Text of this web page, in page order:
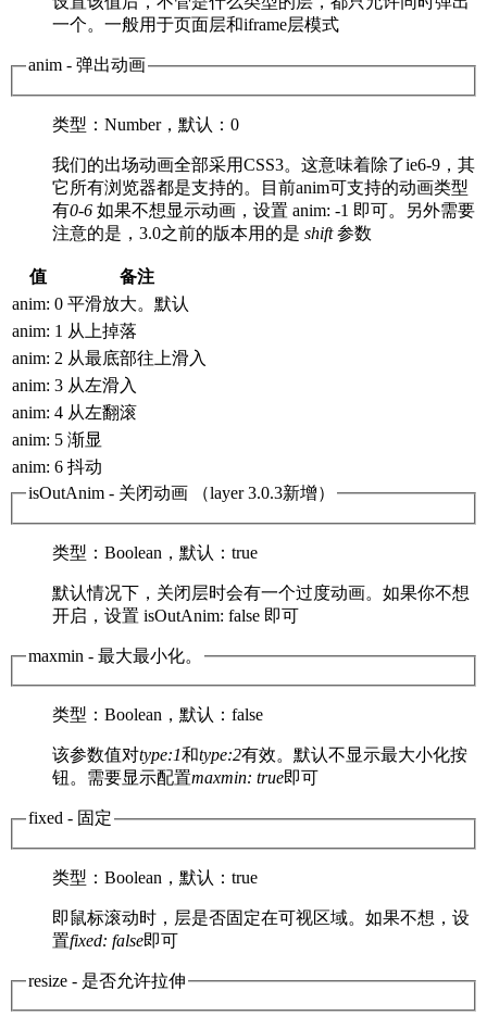
一个。一般用于页面层和iframe层模式
anim - 弹出动画
类型 ：Number， 默认 ：0
我们的出场动画全部采用CSS3。这意味着除了ie6-9，其
它所有浏览器都是支持的。目前anim可支持的动画类型
有0-6 如果不想显示动画，设置 anim: -1 即可。另外需要
注意的是，3.0之前的版本用的是 shift参数
值
备注
anim: 0 平滑放大。默认
anim: 1 从上掉落
anim: 2 从最底部往上滑入
anim: 3 从左滑入
anim: 4 从左翻滚
anim: 5 渐显
anim: 6 抖动
isOutAnim - 关闭动画 （layer 3.0.3新增）
类型 ：Boolean， 默认 ：true
默认情况下，关闭层时会有一个过度动画。如果你不想
开启，设置 isOutAnim: false 即可
maxmin - 最大最小化。
类型 ：Boolean， 默认 ：false
该参数值对type:1和type:2有效。默认不显示最大小化按
钮。需要显示配置maxmin: true即可
fixed - 固定
类型 ：Boolean， 默认 ：true
即鼠标滚动时，层是否固定在可视区域。如果不想，设
置fixed: false即可
resize - 是否允许拉伸